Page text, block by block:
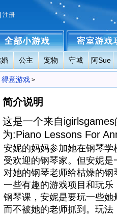
注册
游戏 密室小游戏攻略
公主 宠物 守城 阿Sue
得意游戏 >
简介说明
这是一个来自
为:Piano Lessons For
安妮的妈妈参加她在钢琴
受欢迎的钢琴家。但安妮
对她的钢琴老师给枯燥的
一些有趣的游戏项目和玩
钢琴课，安妮是要玩一些
而不被她的老师抓到。玩